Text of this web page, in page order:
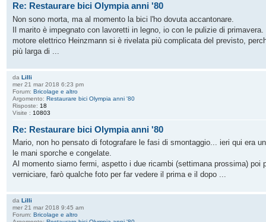
Re: Restaurare bici Olympia anni '80
Non sono morta, ma al momento la bici l'ho dovuta accantonare.
Il marito è impegnato con lavoretti in legno, io con le pulizie di
motore elettrico Heinzmann si è rivelata più complicata del previsto,
più larga di ...
da Lilli
mer 21 mar 2018 6:23 pm
Forum: Bricolage e altro
Argomento: Restaurare bici Olympia anni '80
Risposte: 18
Visite : 10803
Re: Restaurare bici Olympia anni '80
Mario, non ho pensato di fotografare le fasi di smontaggio... ieri qui era
le mani sporche e congelate.
Al momento siamo fermi, aspetto i due ricambi (settimana prossima) poi
verniciare, farò qualche foto per far vedere il prima e il dopo ...
da Lilli
mer 21 mar 2018 9:45 am
Forum: Bricolage e altro